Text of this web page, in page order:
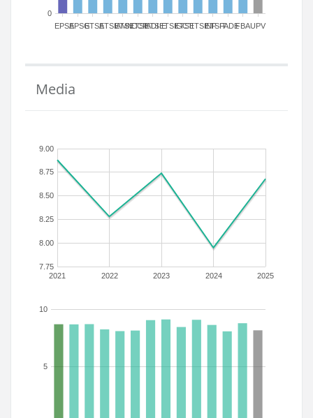
EPSAEPSGETSAETSIAMN
ETSICCP
ETSIADI
ETSIEETSIGCT
ETSIIETSINFETSITFADEFBAUPV
0
Media
2021 2022 2023 2024 2025
7.75
8.00
8.25
8.50
8.75
9.00
5
10